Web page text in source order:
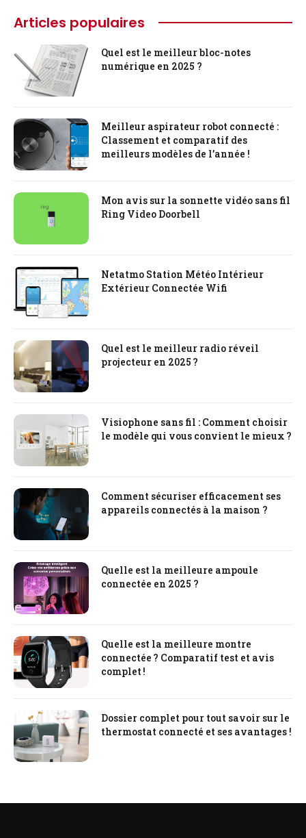
Articles populaires
Quel est le meilleur bloc-notes
numérique en 2025 ?
Meilleur aspirateur robot connecté :
Classement et comparatif des
meilleurs modèles de l’année !
Mon avis sur la sonnette vidéo sans fil
Ring Video Doorbell
Netatmo Station Météo Intérieur
Extérieur Connectée Wifi
Quel est le meilleur radio réveil
projecteur en 2025 ?
Visiophone sans fil : Comment choisir
le modèle qui vous convient le mieux ?
Comment sécuriser efficacement ses
appareils connectés à la maison ?
Quelle est la meilleure ampoule
connectée en 2025 ?
Quelle est la meilleure montre
connectée ? Comparatif test et avis
complet !
Dossier complet pour tout savoir sur le
thermostat connecté et ses avantages !